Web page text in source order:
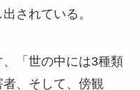
されている。
「世の中には3種類
、そして、傍観